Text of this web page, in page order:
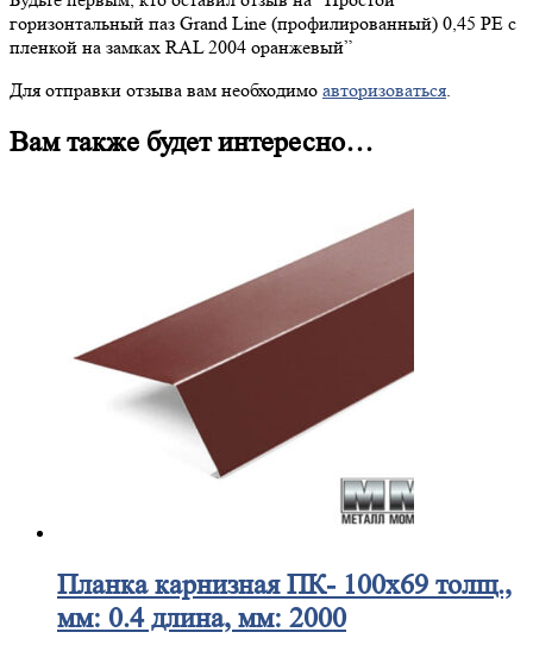
горизонтальный паз Grand Line (профилированный) 0,45 PE с
пленкой на замках RAL 2004 оранжевый”
Для отправки отзыва вам необходимо авторизоваться
Вам также будет интересно…
Планкакарнизная ПК- 100х69 толщ.,
мм: 0.4 длина, мм: 2000